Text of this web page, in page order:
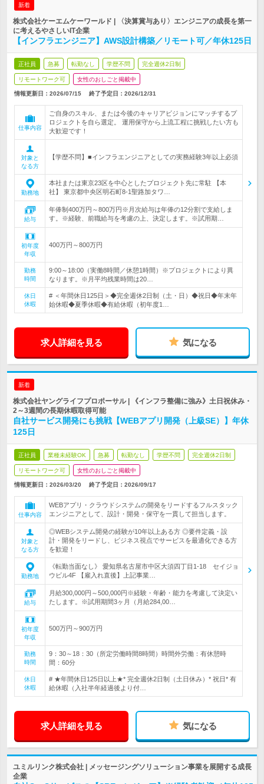
新着
株式会社ケーエムケーワールド | 〈決算賞与あり〉エンジニアの成長を第一
に考えるやさしいIT企業
【インフラエンジニア】AWS設計構築／リモート可／年休125日
正社員 急募 転勤なし 学歴不問 完全週休2日制
リモートワーク可 女性のおしごと掲載中
情報更新日：2026/07/15 終了予定日： 2026/12/31
仕事内容
ご自身のスキル、または今後のキャリアビジョンにマッチするプ
ロジェクトを自ら選定。 運用保守から上流工程に挑戦したい方も
大歓迎です！
対象と
なる方
【学歴不問】■インフラエンジニアとしての実務経験3年以上必須
勤務地
本社または東京23区を中心としたプロジェクト先に常駐 【本
社】 東京都中央区明石町8-1聖路加タワ…
給与
年俸制400万円～800万円※月次給与は年俸の12分割で支給しま
す。※経験、前職給与を考慮の上、決定します。※試用期…
初年度
年収
400万円～800万円
勤務
時間
9:00～18:00（実働8時間／休憩1時間）※プロジェクトにより異
なります。※月平均残業時間は20…
休日
休暇
# ＜年間休日125日＞◆完全週休2日制（土・日）◆祝日◆年末年
始休暇◆夏季休暇◆有給休暇（初年度1…
求人詳細を見る 気になる
新着
株式会社ヤングライフプロポーサル | 《インフラ整備に強み》土日祝休み・
2～3週間の長期休暇取得可能
自社サービス開発にも挑戦【WEBアプリ開発（上級SE）】年休
125日
正社員 業種未経験OK 急募 転勤なし 学歴不問 完全週休2日制
リモートワーク可 女性のおしごと掲載中
情報更新日：2026/03/20 終了予定日： 2026/09/17
仕事内容
WEBアプリ・クラウドシステムの開発をリードするフルスタック
エンジニアとして、設計・開発・保守を一貫して担当します。
対象と
なる方
◎WEBシステム開発の経験が10年以上ある方 ◎要件定義・設
計・開発をリードし、ビジネス視点でサービスを最適化できる方
を歓迎！
勤務地
《転勤当面なし》 愛知県名古屋市中区大須四丁目1-18 セイジョ
ウビル4F 【雇入れ直後】上記事業…
給与
月給300,000円～500,000円※経験・年齢・能力を考慮して決定い
たします。※試用期間3ヶ月（月給284,00…
初年度
年収
500万円～900万円
勤務
時間
9：30～18：30（所定労働時間8時間）時間外労働：有休憩時
間：60分
休日
休暇
# ★年間休日125日以上★* 完全週休2日制（土日休み）* 祝日* 有
給休暇（入社半年経過後より付…
求人詳細を見る 気になる
ユミルリンク株式会社 | メッセージングソリューション事業を展開する成長
企業